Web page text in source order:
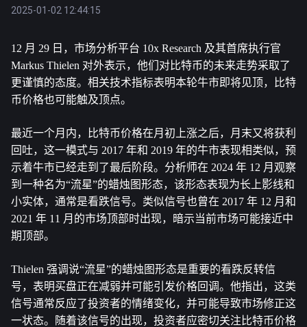
2025-01-02 12:44:15
12 月 29 日，市场分析平台 10x Research 及其首席执行官
Markus Thielen 对外表示，他们对比特币的未来走势采取了
更谨慎的态度。相关技术指标表明本轮牛市即将见顶，比特
币价格也可能触及顶点。
最近一个月内，比特币价格在月初上涨之后，月末又将获利
回吐，这一模式与 2017 年和 2019 年的牛市表现相类似，预
示着牛市已经走到了最后阶段。分析师在 2024 年 12 月观察
到一种名为“流星”的蜡烛图形态，该形态表现为长上影线和
小实体，通常是看跌信号。类似信号也曾在 2017 年 12 月和
2021 年 11 月的市场顶部时出现，暗示当前市场可能接近中
期顶部。
Thielen 强调说“流星”的蜡烛图形态是重要的看跌反转信
号，表明买盘正在减弱并可能引发价格回调。他指出，这类
信号通常反应了投资者的情绪变化，并可能导致市场修正这
一状态。随着该信号的出现，投资者应密切关注比特币价格